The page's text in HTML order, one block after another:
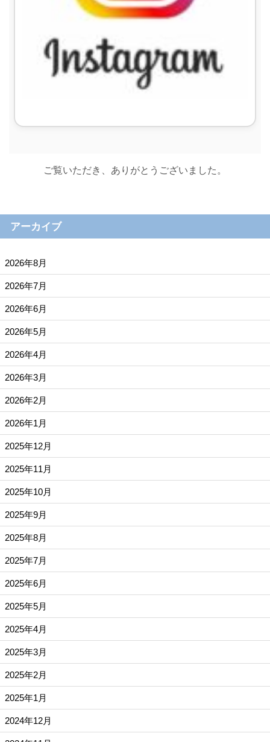
ご覧いただき、ありがとうございました。
アーカイブ
2026年8月
2026年7月
2026年6月
2026年5月
2026年4月
2026年3月
2026年2月
2026年1月
2025年12月
2025年11月
2025年10月
2025年9月
2025年8月
2025年7月
2025年6月
2025年5月
2025年4月
2025年3月
2025年2月
2025年1月
2024年12月